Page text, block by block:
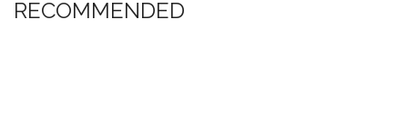
RECOMMENDED